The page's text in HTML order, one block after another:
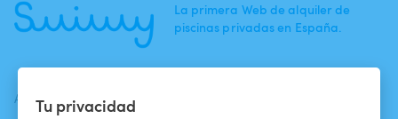
Tu privacidad
La primera Web de alquiler de
piscinas privadas en España.
ACTUALIDADES